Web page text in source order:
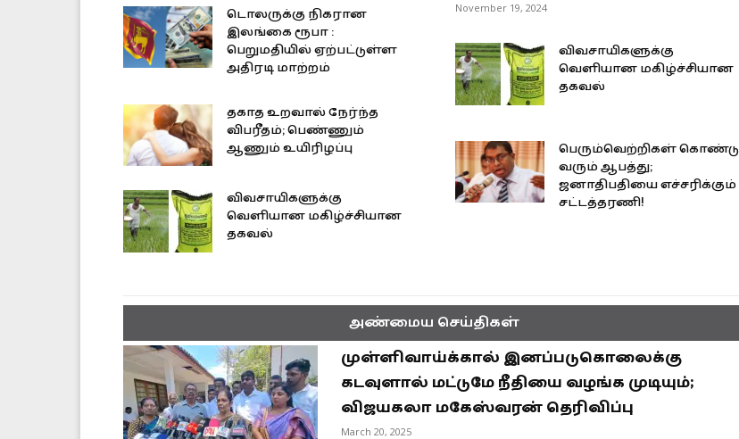
டொலருக்கு நிகரான
இலங்கை ரூபா :
பெறுமதியில் ஏற்பட்டுள்ள
அதிரடி மாற்றம்
தகாத உறவால் நேர்ந்த
விபரீதம்; பெண்ணும்
ஆணும் உயிரிழப்பு
விவசாயிகளுக்கு
வெளியான மகிழ்ச்சியான
தகவல்
November 19, 2024
விவசாயிகளுக்கு
வெளியான மகிழ்ச்சியான
தகவல்
பெரும்வெற்றிகள் கொண்டு
வரும் ஆபத்து;
ஜனாதிபதியை எச்சரிக்கும்
சட்டத்தரணி!
அண்மைய செய்திகள்
முள்ளிவாய்க்கால் இனப்படுகொலைக்கு
கடவுளால் மட்டுமே நீதியை வழங்க முடியும்;
விஜயகலா மகேஸ்வரன் தெரிவிப்பு
March 20, 2025